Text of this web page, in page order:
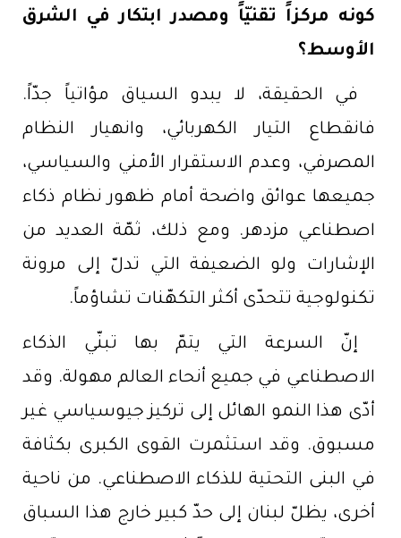
كونه مركزاً تقنيّاً ومصدر ابتكار في الشرق
الأوسط؟
في الحقيقة، لا يبدو السياق مؤاتياً جدّاً.
فانقطاع التيار الكهربائي، وانهيار النظام
المصرفي، وعدم الاستقرار الأمني والسياسي،
جميعها عوائق واضحة أمام ظهور نظام ذكاء
اصطناعي مزدهر. ومع ذلك، ثمّة العديد من
الإشارات ولو الضعيفة التي تدلّ إلى مرونة
تكنولوجية تتحدّى أكثر التكهّنات تشاؤماً.
إنّ السرعة التي يتمّ بها تبنّي الذكاء
الاصطناعي في جميع أنحاء العالم مهولة. وقد
أدّى هذا النمو الهائل إلى تركيز جيوسياسي غير
مسبوق. وقد استثمرت القوى الكبرى بكثافة
في البنى التحتية للذكاء الاصطناعي. من ناحية
أخرى، يظلّ لبنان إلى حدّ كبير خارج هذا السباق